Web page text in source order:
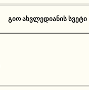
ᲒᲘᲝ ᲐᲮᲕᲚᲔᲓᲘᲐᲜᲘᲡ ᲡᲕᲔᲢᲘ